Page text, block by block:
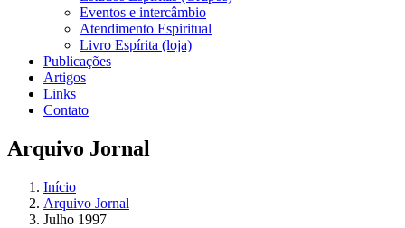
Eventos e intercâmbio
Atendimento Espiritual
Livro Espírita (loja)
Publicações
Artigos
Links
Contato
Arquivo Jornal
Início
Arquivo Jornal
Julho 1997